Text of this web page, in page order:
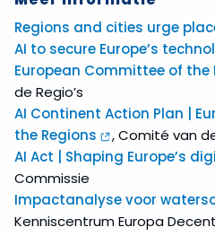
Regions and cities urge
AI to secure Europe’s
European Committee of the
de Regio’s
AI Continent Action Plan |
the Regions
, Comité van
AI Act | Shaping Europe’s
Commissie
Impactanalyse voor
Kenniscentrum Europa